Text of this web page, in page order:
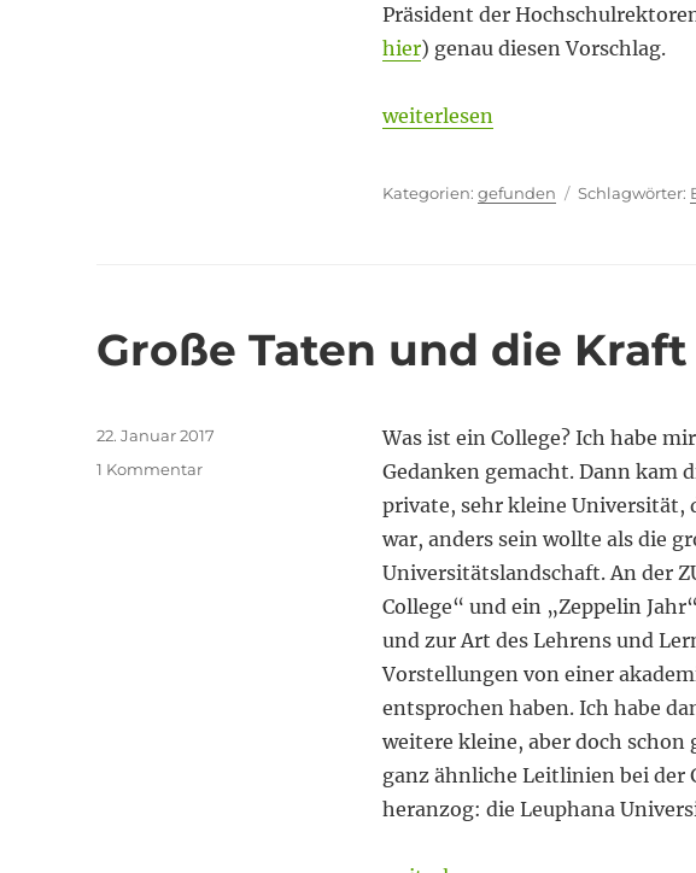
Präsident der
hier) genau diesen Vorschlag.
„Frei denken“
weiterlesen
Kategorien
gefunden
Große Taten und die
Was ist ein College? Ich habe
Gedanken gemacht. Dann kam
private, sehr kleine Universität,
war, anders sein wollte als die
Universitätslandschaft. An der
College“ und ein „Zeppelin
und zur Art des Lehrens und
Vorstellungen von einer
entsprochen haben. Ich habe
weitere kleine, aber doch
ganz ähnliche Leitlinien bei der
heranzog: die Leuphana
Veröffentlicht
am
22. Januar 2017
1 Kommentarzu